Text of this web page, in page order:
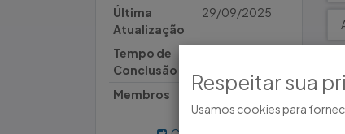
Última
Atualização
29/09/2025
Tempo de
Conclusão
Membros 4
Respeitar sua
Usamos cookies para